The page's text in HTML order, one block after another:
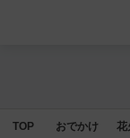
TOP おでかけ 花